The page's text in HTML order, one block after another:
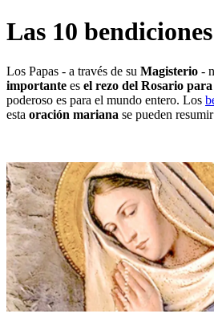
Las 10
Los Papas - a través de su Magisterio -
importante es el rezo del Rosario
poderoso es para el mundo entero. Los
esta oración mariana se pueden